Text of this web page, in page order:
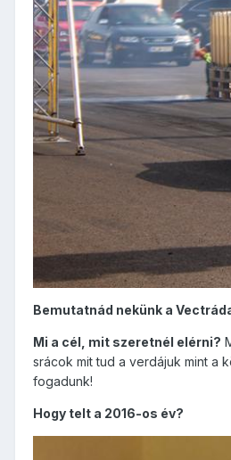
Bemutatnád nekünk a
Mi a cél, mit szeretnél elérni?
srácok mit tud a verdájuk mint a
fogadunk!
Hogy telt a 2016-os év?